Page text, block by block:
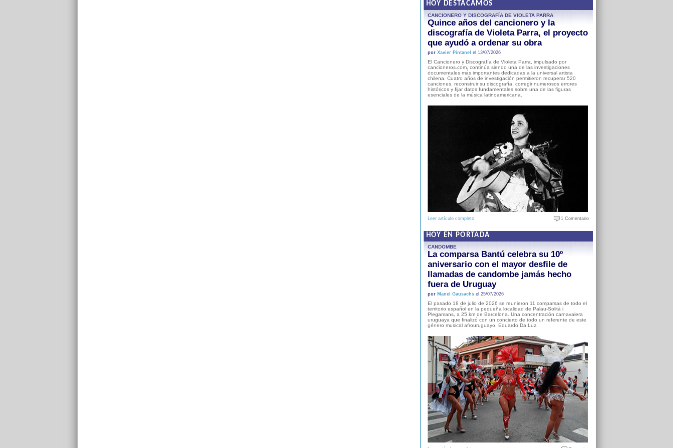
HOY DESTACAMOS
CANCIONERO Y DISCOGRAFÍA DE VIOLETA PARRA
Quince años del cancionero y la
discografía de Violeta Parra, el proyecto
que ayudó a ordenar su obra
por Xavier Pintanel el 13/07/2026
El Cancionero y Discografía de Violeta Parra, impulsado por
cancioneros.com, continúa siendo una de las investigaciones
documentales más importantes dedicadas a la universal artista
chilena. Cuatro años de investigación permitieron recuperar 520
canciones, reconstruir su discografía, corregir numerosos errores
históricos y fijar datos fundamentales sobre una de las figuras
esenciales de la música latinoamericana.
Leer artículo completo 1 Comentario
HOY EN PORTADA
CANDOMBE
La comparsa Bantú celebra su 10º
aniversario con el mayor desfile de
llamadas de candombe jamás hecho
fuera de Uruguay
por Manel Gausachsel 25/07/2026
El pasado 18 de julio de 2026 se reunieron 11 comparsas de todo el
territorio español en la pequeña localidad de Palau-Solità i
Plegamans, a 25 km de Barcelona. Una concentración carnavalera
uruguaya que finalizó con un concierto de todo un referente de este
género musical afrouruguayo, Eduardo Da Luz.